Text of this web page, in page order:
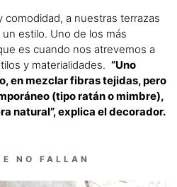
comodidad, a nuestras terrazas
estilo. Uno de los más
es cuando nos atrevemos a
y materialidades. “Uno
en mezclar fibras tejidas, pero
(tipo ratán o mimbre),
natural”, explica el decorador.
NO FALLAN